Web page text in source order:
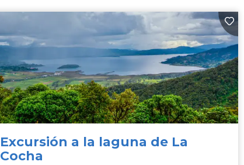
Excursión a la laguna de La
Cocha